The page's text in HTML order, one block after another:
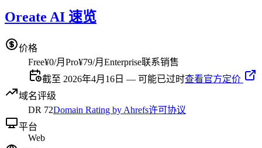
Oreate AI 速览
价格
Free¥0/月 Pro¥79/月 Enterprise联系销售
截至 2026年4月16日 — 可能已过时查看官方定价
域名评级
DR 72Domain Rating by Ahrefs许可协议
平台
Web